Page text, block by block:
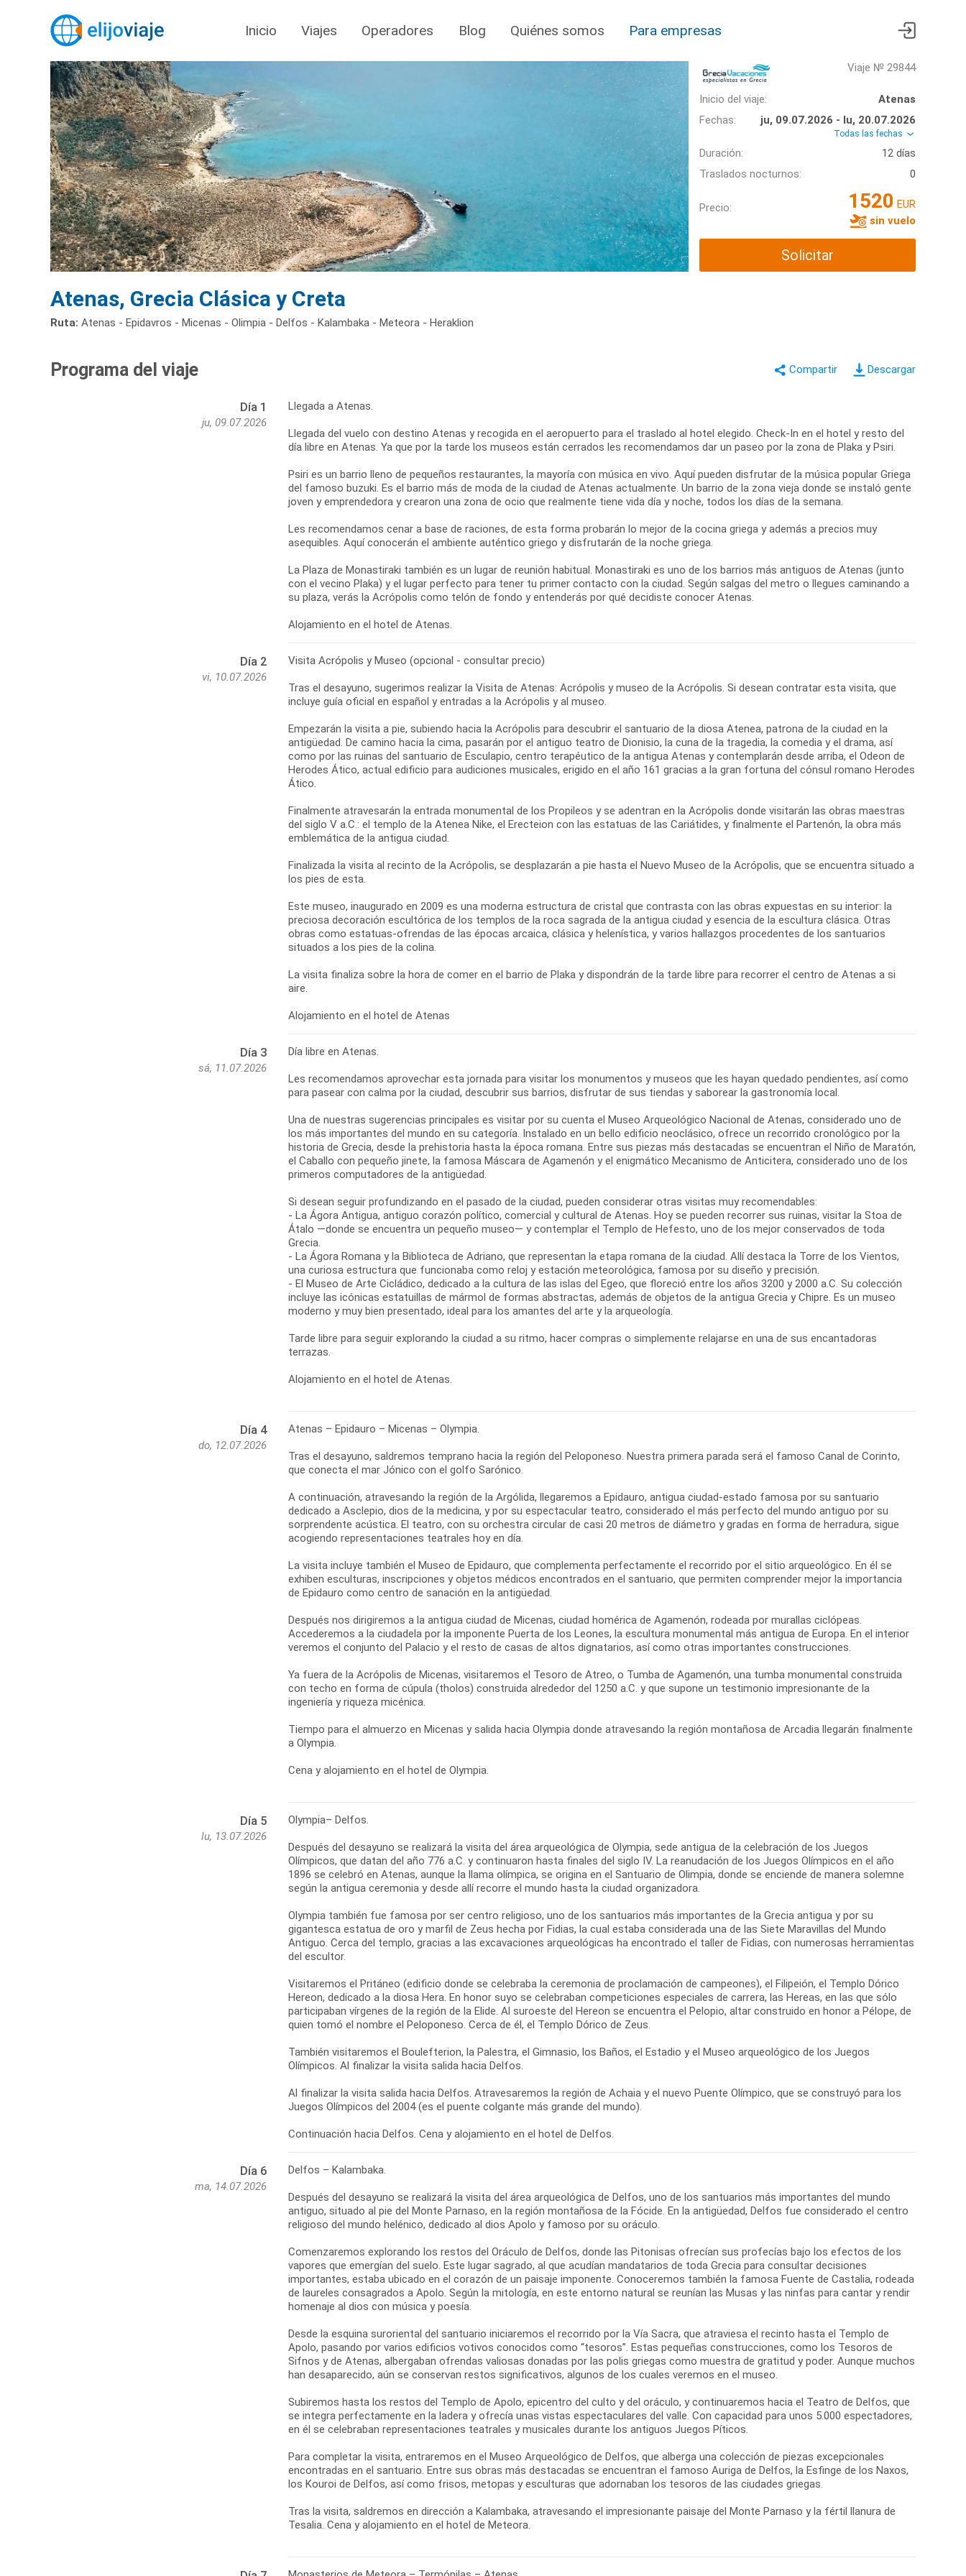
Inicio Viajes Operadores Blog Quiénes somos Para empresas
Viaje № 29844
Inicio del viaje:
Atenas
Fechas:
ju, 09.07.2026 - lu, 20.07.2026
Todas las fechas
Duración:
12 días
Traslados nocturnos:
0
Precio: 1520 EUR
sin vuelo
Solicitar
Atenas, Grecia Clásica y Creta
Ruta: Atenas - Epidavros - Micenas - Olimpia - Delfos - Kalambaka - Meteora - Heraklion
Descargar
Programa del viaje
Día 1
ju, 09.07.2026
Llegada a Atenas.
Llegada del vuelo con destino Atenas y recogida en el aeropuerto para el traslado al hotel elegido. Check-In en el hotel y resto del
día libre en Atenas. Ya que por la tarde los museos están cerrados les recomendamos dar un paseo por la zona de Plaka y Psiri.
Psiri es un barrio lleno de pequeños restaurantes, la mayoría con música en vivo. Aquí pueden disfrutar de la música popular Griega
del famoso buzuki. Es el barrio más de moda de la ciudad de Atenas actualmente. Un barrio de la zona vieja donde se instaló gente
joven y emprendedora y crearon una zona de ocio que realmente tiene vida día y noche, todos los días de la semana.
Les recomendamos cenar a base de raciones, de esta forma probarán lo mejor de la cocina griega y además a precios muy
asequibles. Aquí conocerán el ambiente auténtico griego y disfrutarán de la noche griega.
La Plaza de Monastiraki también es un lugar de reunión habitual. Monastiraki es uno de los barrios más antiguos de Atenas (junto
con el vecino Plaka) y el lugar perfecto para tener tu primer contacto con la ciudad. Según salgas del metro o llegues caminando a
su plaza, verás la Acrópolis como telón de fondo y entenderás por qué decidiste conocer Atenas.
Alojamiento en el hotel de Atenas.
Día 2
vi, 10.07.2026
Visita Acrópolis y Museo (opcional - consultar precio)
Tras el desayuno, sugerimos realizar la Visita de Atenas: Acrópolis y museo de la Acrópolis. Si desean contratar esta visita, que
incluye guía oficial en español y entradas a la Acrópolis y al museo.
Empezarán la visita a pie, subiendo hacia la Acrópolis para descubrir el santuario de la diosa Atenea, patrona de la ciudad en la
antigüedad. De camino hacia la cima, pasarán por el antiguo teatro de Dionisio, la cuna de la tragedia, la comedia y el drama, así
como por las ruinas del santuario de Esculapio, centro terapéutico de la antigua Atenas y contemplarán desde arriba, el Odeon de
Herodes Ático, actual edificio para audiciones musicales, erigido en el año 161 gracias a la gran fortuna del cónsul romano Herodes
Ático.
Finalmente atravesarán la entrada monumental de los Propileos y se adentran en la Acrópolis donde visitarán las obras maestras
del siglo V a.C.: el templo de la Atenea Nike, el Erecteion con las estatuas de las Cariátides, y finalmente el Partenón, la obra más
emblemática de la antigua ciudad.
Finalizada la visita al recinto de la Acrópolis, se desplazarán a pie hasta el Nuevo Museo de la Acrópolis, que se encuentra situado a
los pies de esta.
Este museo, inaugurado en 2009 es una moderna estructura de cristal que contrasta con las obras expuestas en su interior: la
preciosa decoración escultórica de los templos de la roca sagrada de la antigua ciudad y esencia de la escultura clásica. Otras
obras como estatuas-ofrendas de las épocas arcaica, clásica y helenística, y varios hallazgos procedentes de los santuarios
situados a los pies de la colina.
La visita finaliza sobre la hora de comer en el barrio de Plaka y dispondrán de la tarde libre para recorrer el centro de Atenas a si
aire.
Día 3
sá, 11.07.2026
Día libre en Atenas.
Les recomendamos aprovechar esta jornada para visitar los monumentos y museos que les hayan quedado pendientes, así como
para pasear con calma por la ciudad, descubrir sus barrios, disfrutar de sus tiendas y saborear la gastronomía local.
Una de nuestras sugerencias principales es visitar por su cuenta el Museo Arqueológico Nacional de Atenas, considerado uno de
los más importantes del mundo en su categoría. Instalado en un bello edificio neoclásico, ofrece un recorrido cronológico por la
historia de Grecia, desde la prehistoria hasta la época romana. Entre sus piezas más destacadas se encuentran el Niño de Maratón,
el Caballo con pequeño jinete, la famosa Máscara de Agamenón y el enigmático Mecanismo de Anticitera, considerado uno de los
primeros computadores de la antigüedad.
Si desean seguir profundizando en el pasado de la ciudad, pueden considerar otras visitas muy recomendables:
- La Ágora Antigua, antiguo corazón político, comercial y cultural de Atenas. Hoy se pueden recorrer sus ruinas, visitar la Stoa de
Átalo —donde se encuentra un pequeño museo— y contemplar el Templo de Hefesto, uno de los mejor conservados de toda
Grecia.
- La Ágora Romana y la Biblioteca de Adriano, que representan la etapa romana de la ciudad. Allí destaca la Torre de los Vientos,
una curiosa estructura que funcionaba como reloj y estación meteorológica, famosa por su diseño y precisión.
- El Museo de Arte Cicládico, dedicado a la cultura de las islas del Egeo, que floreció entre los años 3200 y 2000 a.C. Su colección
incluye las icónicas estatuillas de mármol de formas abstractas, además de objetos de la antigua Grecia y Chipre. Es un museo
moderno y muy bien presentado, ideal para los amantes del arte y la arqueología.
Tarde libre para seguir explorando la ciudad a su ritmo, hacer compras o simplemente relajarse en una de sus encantadoras
terrazas.
Alojamiento en el hotel de Atenas.
Día 4
do, 12.07.2026
Atenas – Epidauro – Micenas – Olympia.
Tras el desayuno, saldremos temprano hacia la región del Peloponeso. Nuestra primera parada será el famoso Canal de Corinto,
que conecta el mar Jónico con el golfo Sarónico.
A continuación, atravesando la región de la Argólida, llegaremos a Epidauro, antigua ciudad-estado famosa por su santuario
dedicado a Asclepio, dios de la medicina, y por su espectacular teatro, considerado el más perfecto del mundo antiguo por su
sorprendente acústica. El teatro, con su orchestra circular de casi 20 metros de diámetro y gradas en forma de herradura, sigue
acogiendo representaciones teatrales hoy en día.
La visita incluye también el Museo de Epidauro, que complementa perfectamente el recorrido por el sitio arqueológico. En él se
exhiben esculturas, inscripciones y objetos médicos encontrados en el santuario, que permiten comprender mejor la importancia
de Epidauro como centro de sanación en la antigüedad.
Después nos dirigiremos a la antigua ciudad de Micenas, ciudad homérica de Agamenón, rodeada por murallas ciclópeas.
Accederemos a la ciudadela por la imponente Puerta de los Leones, la escultura monumental más antigua de Europa. En el interior
veremos el conjunto del Palacio y el resto de casas de altos dignatarios, así como otras importantes construcciones.
Ya fuera de la Acrópolis de Micenas, visitaremos el Tesoro de Atreo, o Tumba de Agamenón, una tumba monumental construida
con techo en forma de cúpula (tholos) construida alrededor del 1250 a.C. y que supone un testimonio impresionante de la
ingeniería y riqueza micénica.
Tiempo para el almuerzo en Micenas y salida hacia Olympia donde atravesando la región montañosa de Arcadia llegarán finalmente
a Olympia.
Cena y alojamiento en el hotel de Olympia.
Día 5
lu, 13.07.2026
Olympia– Delfos.
Después del desayuno se realizará la visita del área arqueológica de Olympia, sede antigua de la celebración de los Juegos
Olímpicos, que datan del año 776 a.C. y continuaron hasta finales del siglo IV. La reanudación de los Juegos Olímpicos en el año
1896 se celebró en Atenas, aunque la llama olímpica, se origina en el Santuario de Olimpia, donde se enciende de manera solemne
según la antigua ceremonia y desde allí recorre el mundo hasta la ciudad organizadora.
Olympia también fue famosa por ser centro religioso, uno de los santuarios más importantes de la Grecia antigua y por su
gigantesca estatua de oro y marfil de Zeus hecha por Fidias, la cual estaba considerada una de las Siete Maravillas del Mundo
Antiguo. Cerca del templo, gracias a las excavaciones arqueológicas ha encontrado el taller de Fidias, con numerosas herramientas
del escultor.
Visitaremos el Pritáneo (edificio donde se celebraba la ceremonia de proclamación de campeones), el Filipeión, el Templo Dórico
Hereon, dedicado a la diosa Hera. En honor suyo se celebraban competiciones especiales de carrera, las Hereas, en las que sólo
participaban vírgenes de la región de la Elide. Al suroeste del Hereon se encuentra el Pelopio, altar construido en honor a Pélope, de
quien tomó el nombre el Peloponeso. Cerca de él, el Templo Dórico de Zeus.
También visitaremos el Boulefterion, la Palestra, el Gimnasio, los Baños, el Estadio y el Museo arqueológico de los Juegos
Olímpicos. Al finalizar la visita salida hacia Delfos.
Al finalizar la visita salida hacia Delfos. Atravesaremos la región de Achaia y el nuevo Puente Olímpico, que se construyó para los
Juegos Olímpicos del 2004 (es el puente colgante más grande del mundo).
Continuación hacia Delfos. Cena y alojamiento en el hotel de Delfos.
Día 6
ma, 14.07.2026
Delfos – Kalambaka.
Después del desayuno se realizará la visita del área arqueológica de Delfos, uno de los santuarios más importantes del mundo
antiguo, situado al pie del Monte Parnaso, en la región montañosa de la Fócide. En la antigüedad, Delfos fue considerado el centro
religioso del mundo helénico, dedicado al dios Apolo y famoso por su oráculo.
Comenzaremos explorando los restos del Oráculo de Delfos, donde las Pitonisas ofrecían sus profecías bajo los efectos de los
vapores que emergían del suelo. Este lugar sagrado, al que acudían mandatarios de toda Grecia para consultar decisiones
importantes, estaba ubicado en el corazón de un paisaje imponente. Conoceremos también la famosa Fuente de Castalia, rodeada
de laureles consagrados a Apolo. Según la mitología, en este entorno natural se reunían las Musas y las ninfas para cantar y rendir
homenaje al dios con música y poesía.
Desde la esquina suroriental del santuario iniciaremos el recorrido por la Vía Sacra, que atraviesa el recinto hasta el Templo de
Apolo, pasando por varios edificios votivos conocidos como “tesoros”. Estas pequeñas construcciones, como los Tesoros de
Sifnos y de Atenas, albergaban ofrendas valiosas donadas por las polis griegas como muestra de gratitud y poder. Aunque muchos
han desaparecido, aún se conservan restos significativos, algunos de los cuales veremos en el museo.
Subiremos hasta los restos del Templo de Apolo, epicentro del culto y del oráculo, y continuaremos hacia el Teatro de Delfos, que
se integra perfectamente en la ladera y ofrecía unas vistas espectaculares del valle. Con capacidad para unos 5.000 espectadores,
en él se celebraban representaciones teatrales y musicales durante los antiguos Juegos Píticos.
Para completar la visita, entraremos en el Museo Arqueológico de Delfos, que alberga una colección de piezas excepcionales
encontradas en el santuario. Entre sus obras más destacadas se encuentran el famoso Auriga de Delfos, la Esfinge de los Naxos,
los Kouroi de Delfos, así como frisos, metopas y esculturas que adornaban los tesoros de las ciudades griegas.
Tras la visita, saldremos en dirección a Kalambaka, atravesando el impresionante paisaje del Monte Parnaso y la fértil llanura de
Tesalia. Cena y alojamiento en el hotel de Meteora.